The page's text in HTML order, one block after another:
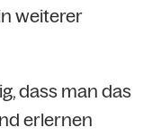
weiterer
dass man das
erlernen